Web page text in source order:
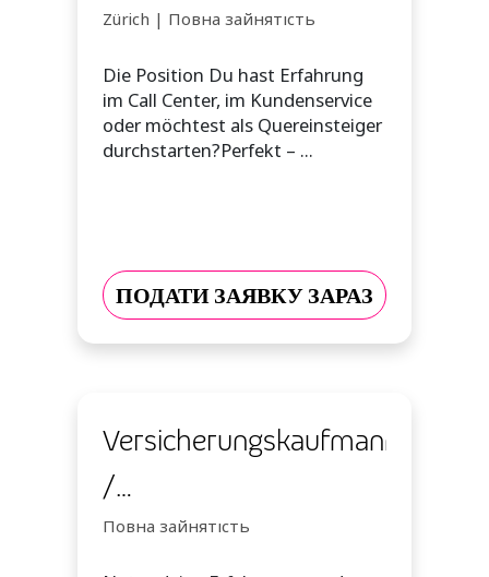
Italienisch (m/w/d)
Zürich | Повна зайнятість
Die Position Du hast Erfahrung
im Call Center, im Kundenservice
oder möchtest als Quereinsteiger
durchstarten?Perfekt – ...
ПОДАТИ ЗАЯВКУ ЗАРАЗ
Versicherungskaufmann
/
Versicherungskauffrau
Повна зайнятість